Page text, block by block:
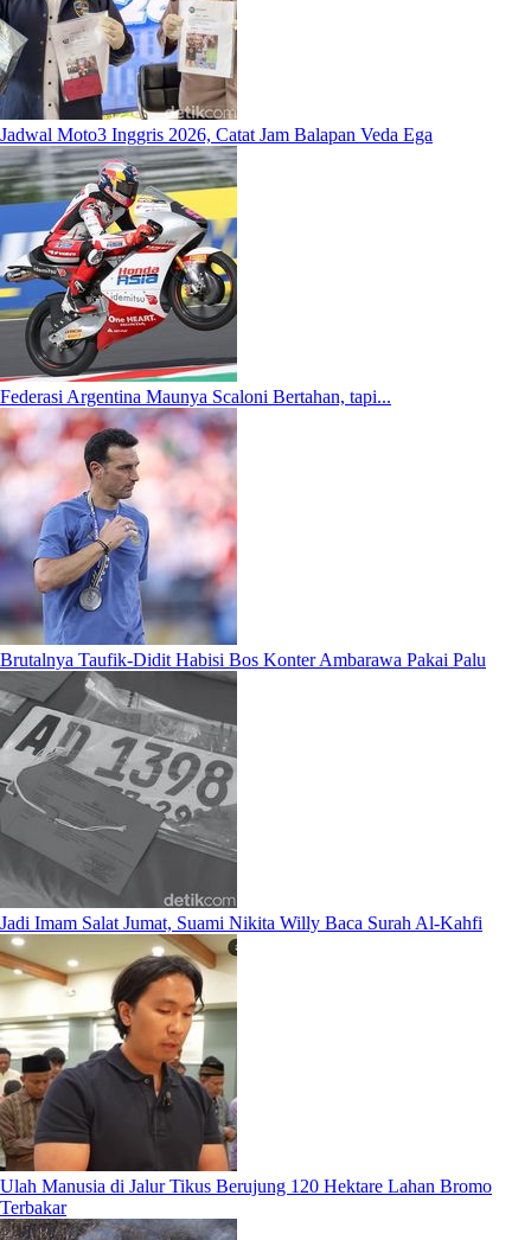
Jadwal Moto3 Inggris 2026, Catat Jam Balapan Veda Ega
Federasi Argentina Maunya Scaloni Bertahan, tapi...
Brutalnya Taufik-Didit Habisi Bos Konter Ambarawa Pakai Palu
Jadi Imam Salat Jumat, Suami Nikita Willy Baca Surah Al-Kahfi
Ulah Manusia di Jalur Tikus Berujung 120 Hektare Lahan Bromo
Terbakar